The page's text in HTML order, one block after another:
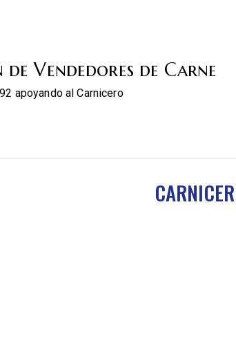
de Vendedores de Carne
apoyando al Carnicero